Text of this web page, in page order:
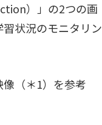
）」の2つの画
状況のモニタリン
（＊1）を参考